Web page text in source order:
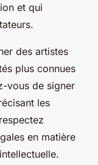
et qui
des artistes
plus connues
vous de signer
les
en matière